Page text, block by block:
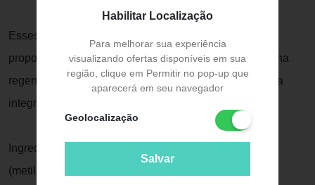
Habilitar Localização
Para melhorar sua experiência
visualizando ofertas disponíveis em sua
região, clique em Permitir no pop-up que
aparecerá em seu navegador
Geolocalização
Salvar
Esses componentes trabalham em conjunto para
proporcionar uma abordagem abrangente que auxilia na
regeneração e reconstrução da cartilagem, mantendo a
integridade estrutural das articulações
Ingredientes:Glucosamina, condroitina, MSM
(metilsulfonilmetano), ácido esteárico, estearato de